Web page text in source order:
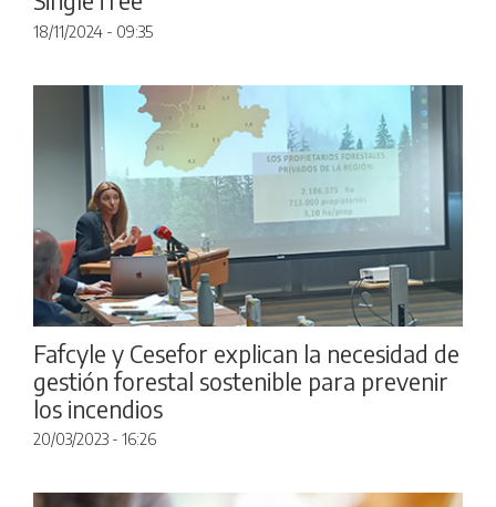
18/11/2024 - 09:35
Fafcyle y Cesefor explican la necesidad de
gestión forestal sostenible para prevenir
los incendios
20/03/2023 - 16:26